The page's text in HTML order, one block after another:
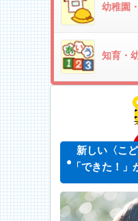
幼稚園
知育・
新しい〈こ
「できた！」